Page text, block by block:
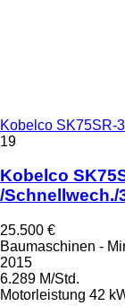
Kobelco SK75SR-
19
Kobelco
/Schnellwech./
25.500 €
Baumaschinen -
2015
6.289 M/Std.
Motorleistung 42